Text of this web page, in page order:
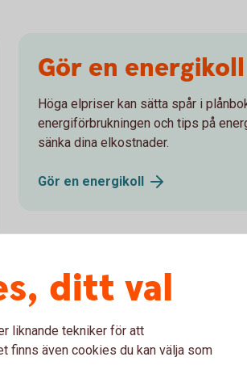
Gör en energikoll
Höga elpriser kan sätta spår i
energiförbrukningen och tips på
sänka dina elkostnader.
Gör en energikoll
ditt val
liknande tekniker för att
finns även cookies du kan välja som